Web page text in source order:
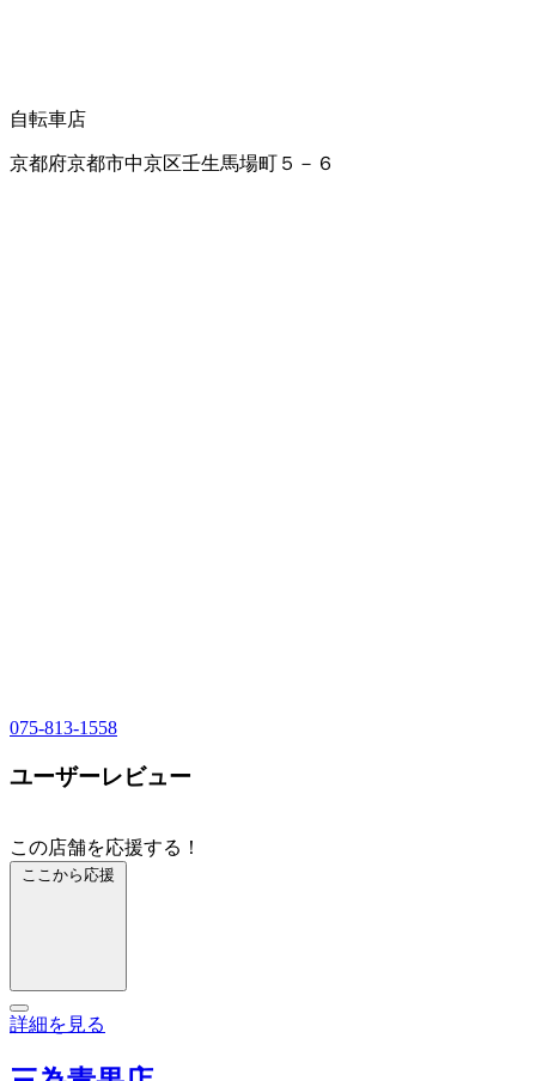
自転車店
京都府京都市中京区壬生馬場町５－６
075-813-1558
ユーザーレビュー
この店舗を応援する！
ここから応援
詳細を見る